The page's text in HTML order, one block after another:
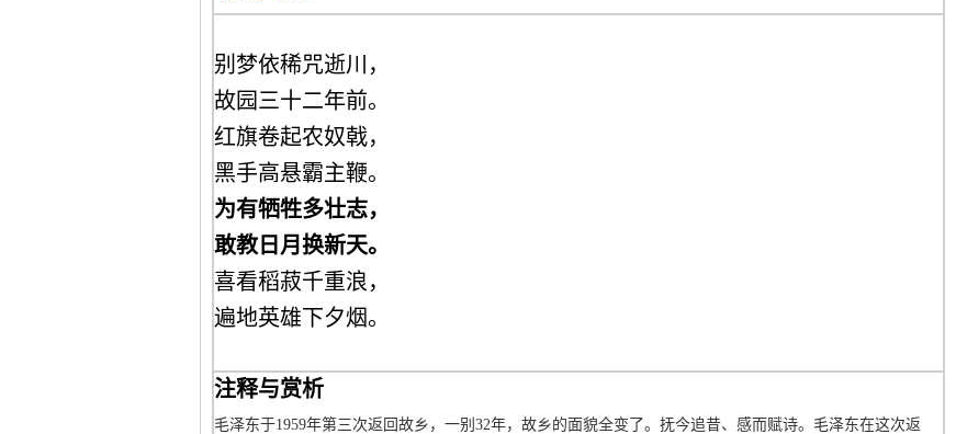
别梦依稀咒逝川，
故园三十二年前。
红旗卷起农奴戟，
黑手高悬霸主鞭。
为有牺牲多壮志，
敢教日月换新天。
喜看稻菽千重浪，
遍地英雄下夕烟。
注释与赏析
毛泽东于1959年第三次返回故乡，一别32年，故乡的面貌全变了。抚今追昔、感而赋诗。毛泽东在这次返